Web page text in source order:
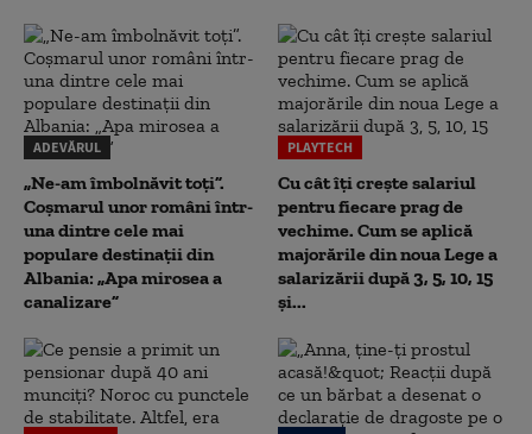
ADEVĂRUL
„Ne-am îmbolnăvit toți”.
Coșmarul unor români într-
una dintre cele mai
populare destinații din
Albania: „Apa mirosea a
canalizare”
PLAYTECH
Cu cât îți crește salariul
pentru fiecare prag de
vechime. Cum se aplică
majorările din noua Lege a
salarizării după 3, 5, 10, 15
și...